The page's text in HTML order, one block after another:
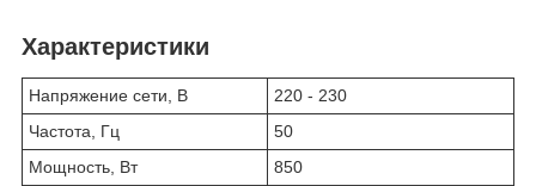
Характеристики
Напряжение сети, В
220 - 230
Частота, Гц
50
Мощность, Вт
850